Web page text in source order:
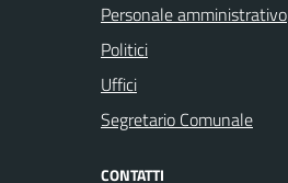
Personale amministrativo
Politici
Uffici
Segretario Comunale
CONTATTI